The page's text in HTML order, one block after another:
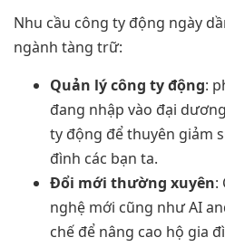
Nhu cầu công ty động ngày
ngành tàng trữ:
Quản lý công ty động:
đang nhập vào đại
ty động để thuyên giảm
đình các bạn ta.
Đổi mới thường xuyên:
nghệ mới cũng như AI
chế để nâng cao hộ gia